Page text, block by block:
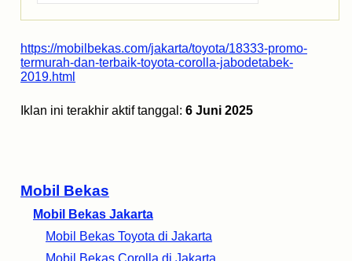
Mobil Bekas
Mobil Bekas Jakarta
Mobil Bekas Toyota di Jakarta
https://mobilbekas.com/jakarta/toyota/18333-promo-
termurah-dan-terbaik-toyota-corolla-jabodetabek-
2019.html
Iklan ini terakhir aktif tanggal: 6 Juni 2025